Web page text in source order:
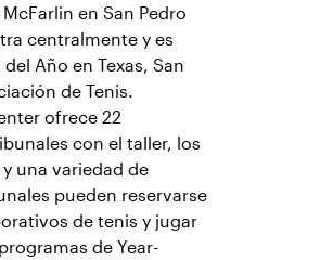
en San Pedro
centralmente y es
Año en Texas, San
de Tenis.
ofrece 22
con el taller, los
una variedad de
pueden reservarse
de tenis y jugar
de Year-